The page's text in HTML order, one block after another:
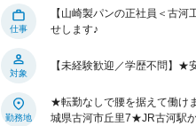
仕事
【山崎製パンの正社員＜古
せします♪
対象
【未経験歓迎／学歴不問】★
勤務地
★転勤なしで腰を据えて働け
城県古河市丘里7★JR古河駅